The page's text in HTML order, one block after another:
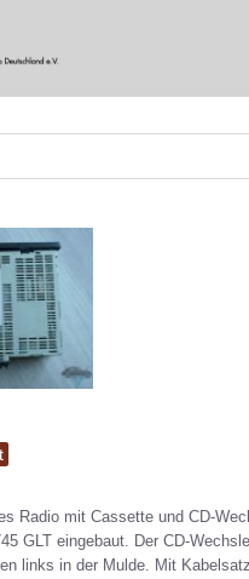
Radio mit Cassette und CD-
GLT eingebaut. Der CD-
links in der Mulde. Mit